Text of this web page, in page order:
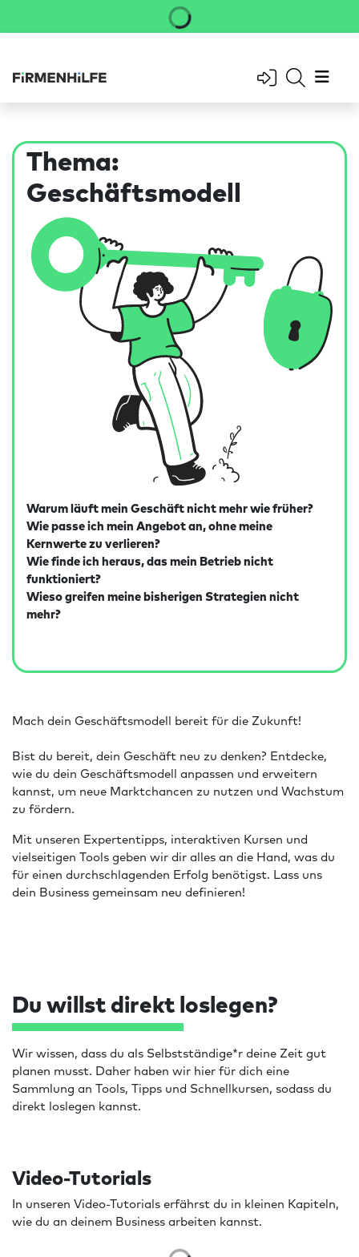
Thema:
Geschäftsmodell
Warum läuft mein Geschäft nicht mehr wie früher?
Wie passe ich mein Angebot an, ohne meine
Kernwerte zu verlieren?
Wie finde ich heraus, das mein Betrieb nicht
funktioniert?
Wieso greifen meine bisherigen Strategien nicht
mehr?
Mach dein Geschäftsmodell bereit für die Zukunft!
Bist du bereit, dein Geschäft neu zu denken? Entdecke,
wie du dein Geschäftsmodell anpassen und erweitern
kannst, um neue Marktchancen zu nutzen und Wachstum
zu fördern.
Mit unseren Expertentipps, interaktiven Kursen und
vielseitigen Tools geben wir dir alles an die Hand, was du
für einen durchschlagenden Erfolg benötigst. Lass uns
dein Business gemeinsam neu definieren!
Du willst direkt loslegen?
Wir wissen, dass du als Selbstständige*r deine Zeit gut
planen musst. Daher haben wir hier für dich eine
Sammlung an Tools, Tipps und Schnellkursen, sodass du
direkt loslegen kannst.
Video-Tutorials
In unseren Video-Tutorials erfährst du in kleinen Kapiteln,
wie du an deinem Business arbeiten kannst.